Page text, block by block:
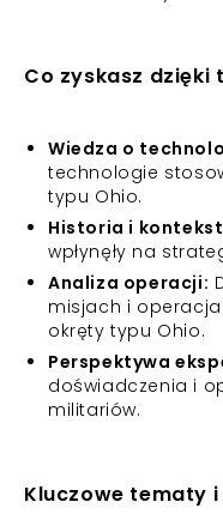
Co zyskasz dzięki
Wiedza o
technologie
typu Ohio.
Historia i
wpłynęły na
Analiza operacji:
misjach i
okręty typu Ohio.
Perspektywa
doświadczenia i
militariów.
Kluczowe tematy